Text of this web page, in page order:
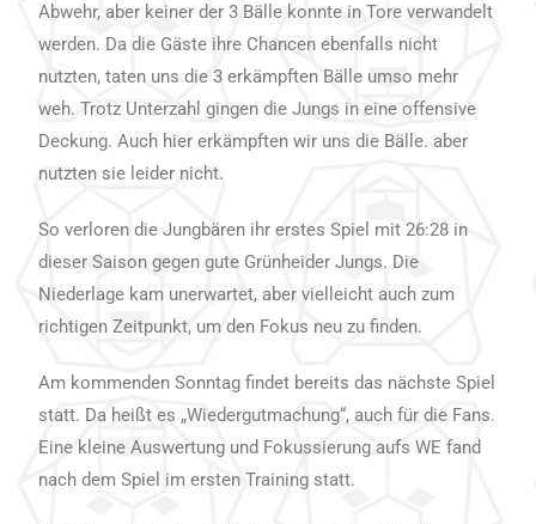
Abwehr, aber keiner der 3 Bälle konnte in Tore verwandelt
werden. Da die Gäste ihre Chancen ebenfalls nicht
nutzten, taten uns die 3 erkämpften Bälle umso mehr
weh. Trotz Unterzahl gingen die Jungs in eine offensive
Deckung. Auch hier erkämpften wir uns die Bälle. aber
nutzten sie leider nicht.
So verloren die Jungbären ihr erstes Spiel mit 26:28 in
dieser Saison gegen gute Grünheider Jungs. Die
Niederlage kam unerwartet, aber vielleicht auch zum
richtigen Zeitpunkt, um den Fokus neu zu finden.
Am kommenden Sonntag findet bereits das nächste Spiel
statt. Da heißt es „Wiedergutmachung“, auch für die Fans.
Eine kleine Auswertung und Fokussierung aufs WE fand
nach dem Spiel im ersten Training statt.